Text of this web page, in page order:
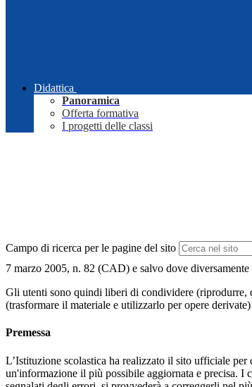
Didattica
Panoramica
Offerta formativa
I progetti delle classi
Campo di ricerca per le pagine del sito
7 marzo 2005, n. 82 (CAD) e salvo dove
Gli utenti sono quindi liberi di condividere (riprodurre,
(trasformare il materiale e utilizzarlo per opere
Premessa
L’Istituzione scolastica ha realizzato il sito ufficiale
un'informazione il più possibile aggiornata e precisa. I